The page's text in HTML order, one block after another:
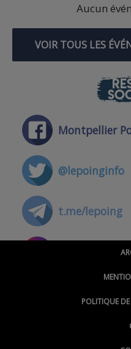
Aucun
VOIR TOUS LES
Montpellier
@lepoinginfo
t.me/lepoing
POLITIQUE